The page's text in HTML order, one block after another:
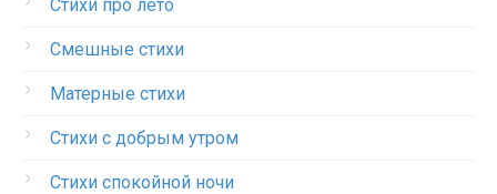
Стихи про лето
Смешные стихи
Матерные стихи
Стихи с добрым утром
Стихи спокойной ночи